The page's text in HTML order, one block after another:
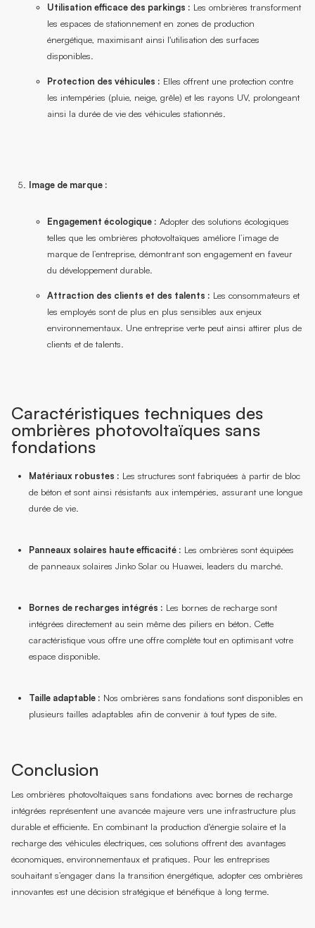
Utilisation efficace des parkings : Les ombrières transforment
les espaces de stationnement en zones de production
énergétique, maximisant ainsi l'utilisation des surfaces
disponibles.
Protection des véhicules : Elles offrent une protection contre
les intempéries (pluie, neige, grêle) et les rayons UV, prolongeant
ainsi la durée de vie des véhicules stationnés.
Image de marque :
Engagement écologique : Adopter des solutions écologiques
telles que les ombrières photovoltaïques améliore l’image de
marque de l’entreprise, démontrant son engagement en faveur
du développement durable.
Attraction des clients et des talents : Les consommateurs et
les employés sont de plus en plus sensibles aux enjeux
environnementaux. Une entreprise verte peut ainsi attirer plus de
clients et de talents.
Caractéristiques techniques des
ombrières photovoltaïques sans
fondations
Matériaux robustes : Les structures sont fabriquées à partir de bloc
de béton et sont ainsi résistants aux intempéries, assurant une longue
durée de vie.
Panneaux solaires haute efficacité : Les ombrières sont équipées
de panneaux solaires Jinko Solar ou Huawei, leaders du marché.
Bornes de recharges intégrés : Les bornes de recharge sont
intégrées directement au sein même des piliers en béton. Cette
caractéristique vous offre une offre complète tout en optimisant votre
espace disponible.
Taille adaptable : Nos ombrières sans fondations sont disponibles en
plusieurs tailles adaptables afin de convenir à tout types de site.
Conclusion
Les ombrières photovoltaïques sans fondations avec bornes de recharge
intégrées représentent une avancée majeure vers une infrastructure plus
durable et efficiente. En combinant la production d'énergie solaire et la
recharge des véhicules électriques, ces solutions offrent des avantages
économiques, environnementaux et pratiques. Pour les entreprises
souhaitant s’engager dans la transition énergétique, adopter ces ombrières
innovantes est une décision stratégique et bénéfique à long terme.